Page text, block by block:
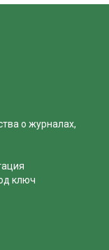
о журналах,
ключ